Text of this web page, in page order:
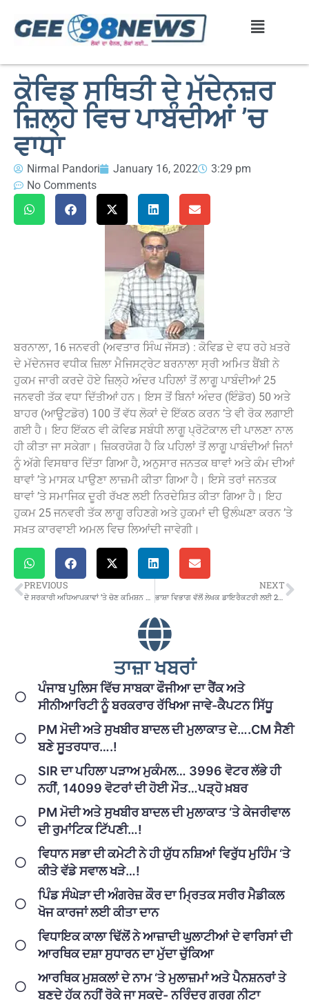
ਕੋਵਿਡ ਸਥਿਤੀ ਦੇ ਮੱਦੇਨਜ਼ਰ
ਜ਼ਿਲ੍ਹੇ ਵਿਚ ਪਾਬੰਦੀਆਂ ’ਚ
ਵਾਧਾ
Nirmal Pandori January 16, 2022
3:29 pm
No Comments
ਬਰਨਾਲਾ, 16 ਜਨਵਰੀ (ਅਵਤਾਰ ਸਿੰਘ ਜੱਸੜ) : ਕੋਵਿਡ ਦੇ ਵਧ ਰਹੇ ਖ਼ਤਰੇ
ਦੇ ਮੱਦੇਨਜਰ ਵਧੀਕ ਜ਼ਿਲਾ ਮੈਜਿਸਟ੍ਰੇਟ ਬਰਨਾਲਾ ਸ੍ਰੀ ਅਮਿਤ ਬੈਂਬੀ ਨੇ
ਹੁਕਮ ਜਾਰੀ ਕਰਦੇ ਹੋਏ ਜ਼ਿਲ੍ਹੇ ਅੰਦਰ ਪਹਿਲਾਂ ਤੋਂ ਲਾਗੂ ਪਾਬੰਦੀਆਂ 25
ਜਨਵਰੀ ਤੱਕ ਵਧਾ ਦਿੱਤੀਆਂ ਹਨ। ਇਸ ਤੋਂ ਬਿਨਾਂ ਅੰਦਰ (ਇੰਡੋਰ) 50 ਅਤੇ
ਬਾਹਰ (ਆਊਟਡੋਰ) 100 ਤੋਂ ਵੱਧ ਲੋਕਾਂ ਦੇ ਇੱਕਠ ਕਰਨ ’ਤੇ ਵੀ ਰੋਕ ਲਗਾਈ
ਗਈ ਹੈ। ਇਹ ਇੱਕਠ ਵੀ ਕੋਵਿਡ ਸਬੰਧੀ ਲਾਗੂ ਪ੍ਰੋਟੋਕਾਲ ਦੀ ਪਾਲਣਾ ਨਾਲ
ਹੀ ਕੀਤਾ ਜਾ ਸਕੇਗਾ। ਜ਼ਿਕਰਯੋਗ ਹੈ ਕਿ ਪਹਿਲਾਂ ਤੋਂ ਲਾਗੂ ਪਾਬੰਦੀਆਂ ਜਿਨਾਂ
ਨੂੰ ਅੱਗੇ ਵਿਸਥਾਰ ਦਿੱਤਾ ਗਿਆ ਹੈ, ਅਨੁਸਾਰ ਜਨਤਕ ਥਾਵਾਂ ਅਤੇ ਕੰਮ ਦੀਆਂ
ਥਾਵਾਂ ’ਤੇ ਮਾਸਕ ਪਾਉਣਾ ਲਾਜ਼ਮੀ ਕੀਤਾ ਗਿਆ ਹੈ। ਇਸੇ ਤਰਾਂ ਜਨਤਕ
ਥਾਵਾਂ ’ਤੇ ਸਮਾਜਿਕ ਦੂਰੀ ਰੱਖਣ ਲਈ ਨਿਰਦੇਸ਼ਿਤ ਕੀਤਾ ਗਿਆ ਹੈ। ਇਹ
ਹੁਕਮ 25 ਜਨਵਰੀ ਤੱਕ ਲਾਗੂ ਰਹਿਣਗੇ ਅਤੇ ਹੁਕਮਾਂ ਦੀ ਉਲੰਘਣਾ ਕਰਨ ’ਤੇ
ਸਖ਼ਤ ਕਾਰਵਾਈ ਅਮਲ ਵਿਚ ਲਿਆਂਦੀ ਜਾਵੇਗੀ।
PREVIOUS NEXT
ਭਾਸ਼ਾ ਵਿਭਾਗ ਵੱਲੋਂ ਲੇਖਕ ਡਾਇਰੈਕਟਰੀ ਲਈ 25 ਜਨਵਰੀ ਤੱਕ ਵੇਰਵਿਆਂ ਦੀ ਮੰਗ
ਤਾਜ਼ਾ ਖਬਰਾਂ
ਪੰਜਾਬ ਪੁਲਿਸ ਵਿੱਚ ਸਾਬਕਾ ਫੌਜੀਆ ਦਾ ਰੈਂਕ ਅਤੇ
ਸੀਨੀਆਰਿਟੀ ਨੂੰ ਬਰਕਰਾਰ ਰੱਖਿਆ ਜਾਵੇ-ਕੈਪਟਨ ਸਿੱਧੂ
PM ਮੋਦੀ ਅਤੇ ਸੁਖਬੀਰ ਬਾਦਲ ਦੀ ਮੁਲਾਕਾਤ ਦੇ….CM ਸੈਣੀ
ਬਣੇ ਸੂਤਰਧਾਰ….!
SIR ਦਾ ਪਹਿਲਾ ਪੜਾਅ ਮੁਕੰਮਲ… 3996 ਵੋਟਰ ਲੱਭੇ ਹੀ
ਨਹੀਂ, 14099 ਵੋਟਰਾਂ ਦੀ ਹੋਈ ਮੌਤ…ਪੜ੍ਹੋ ਖ਼ਬਰ
PM ਮੋਦੀ ਅਤੇ ਸੁਖਬੀਰ ਬਾਦਲ ਦੀ ਮੁਲਾਕਾਤ ‘ਤੇ ਕੇਜਰੀਵਾਲ
ਦੀ ਰੁਮਾਂਟਿਕ ਟਿੱਪਣੀ…!
ਵਿਧਾਨ ਸਭਾ ਦੀ ਕਮੇਟੀ ਨੇ ਹੀ ਯੁੱਧ ਨਸ਼ਿਆਂ ਵਿਰੁੱਧ ਮੁਹਿੰਮ ‘ਤੇ
ਕੀਤੇ ਵੱਡੇ ਸਵਾਲ ਖੜੇ…!
ਪਿੰਡ ਸੰਘੇੜਾ ਦੀ ਅੰਗਰੇਜ਼ ਕੌਰ ਦਾ ਮ੍ਰਿਤਕ ਸਰੀਰ ਮੈਡੀਕਲ
ਖੋਜ ਕਾਰਜਾਂ ਲਈ ਕੀਤਾ ਦਾਨ
ਵਿਧਾਇਕ ਕਾਲਾ ਢਿੱਲੋਂ ਨੇ ਆਜ਼ਾਦੀ ਘੁਲਾਟੀਆਂ ਦੇ ਵਾਰਿਸਾਂ ਦੀ
ਆਰਥਿਕ ਦਸ਼ਾ ਸੁਧਾਰਨ ਦਾ ਮੁੱਦਾ ਚੁੱਕਿਆ
ਆਰਥਿਕ ਮੁਸ਼ਕਲਾਂ ਦੇ ਨਾਮ ‘ਤੇ ਮੁਲਾਜ਼ਮਾਂ ਅਤੇ ਪੈਨਸ਼ਨਰਾਂ ਤੇ
ਬਣਦੇ ਹੱਕ ਨਹੀਂ ਰੋਕੇ ਜਾ ਸਕਦੇ- ਨਰਿੰਦਰ ਗਰਗ ਨੀਟਾ